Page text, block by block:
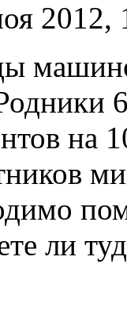
2012,
на
ли